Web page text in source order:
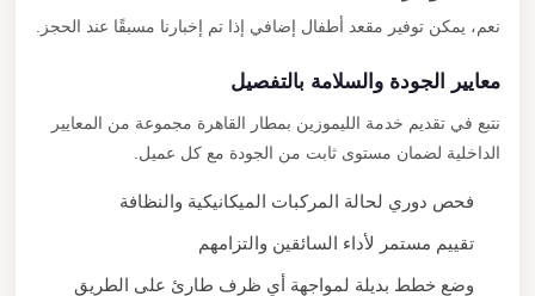
نعم، يمكن توفير مقعد أطفال إضافي إذا تم إخبارنا مسبقًا عند الحجز.
معايير الجودة والسلامة بالتفصيل
نتبع في تقديم خدمة الليموزين بمطار القاهرة مجموعة من المعايير
الداخلية لضمان مستوى ثابت من الجودة مع كل عميل.
فحص دوري لحالة المركبات الميكانيكية والنظافة
تقييم مستمر لأداء السائقين والتزامهم
وضع خطط بديلة لمواجهة أي ظرف طارئ على الطريق